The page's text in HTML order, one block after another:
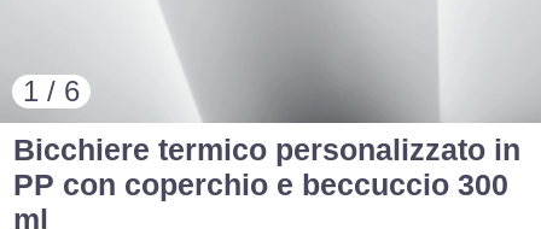
1 / 6
Bicchiere termico personalizzato in
PP con coperchio e beccuccio 300
ml